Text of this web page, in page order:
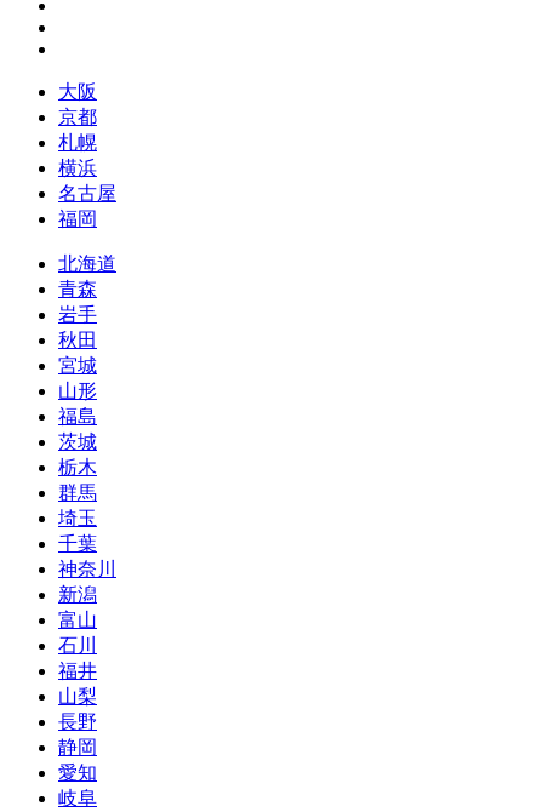
大阪
京都
札幌
横浜
名古屋
福岡
北海道
青森
岩手
秋田
宮城
山形
福島
茨城
栃木
群馬
埼玉
千葉
神奈川
新潟
富山
石川
福井
山梨
長野
静岡
愛知
岐阜